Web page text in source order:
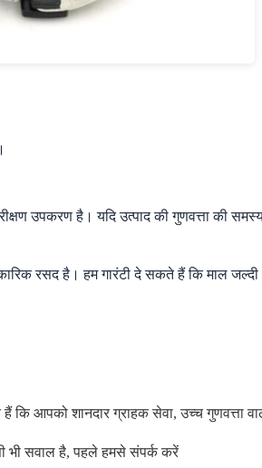
उपकरण है। यदि उत्पाद की गुणवत्ता की
रसद है। हम गारंटी दे सकते हैं कि माल
कि आपको शानदार ग्राहक सेवा, उच्च गुणवत्ता
भी सवाल है, पहले हमसे संपर्क करें